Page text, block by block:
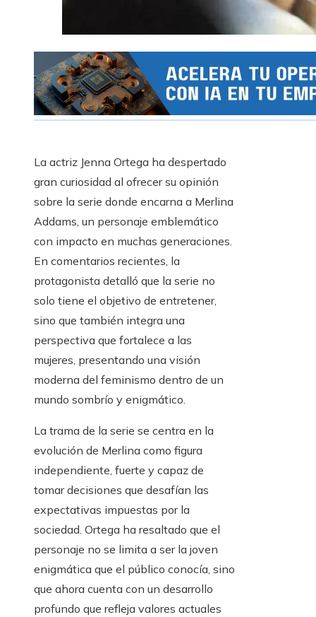
La actriz Jenna Ortega ha despertado
gran curiosidad al ofrecer su opinión
sobre la serie donde encarna a Merlina
Addams, un personaje emblemático
con impacto en muchas generaciones.
En comentarios recientes, la
protagonista detalló que la serie no
solo tiene el objetivo de entretener,
sino que también integra una
perspectiva que fortalece a las
mujeres, presentando una visión
moderna del feminismo dentro de un
mundo sombrío y enigmático.
La trama de la serie se centra en la
evolución de Merlina como figura
independiente, fuerte y capaz de
tomar decisiones que desafían las
expectativas impuestas por la
sociedad. Ortega ha resaltado que el
personaje no se limita a ser la joven
enigmática que el público conocía, sino
que ahora cuenta con un desarrollo
profundo que refleja valores actuales